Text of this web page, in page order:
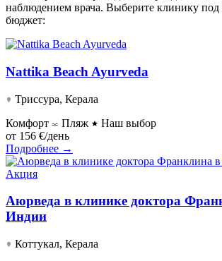
наблюдением врача. Выберите клинику под
бюджет:
Nattika Beach Ayurveda
Триссура, Керала
Комфорт
Пляж
Наш выбор
от 156 €/день
Подробнее →
Акция
Аюрведа в клинике доктора
Индии
Коттукал, Керала